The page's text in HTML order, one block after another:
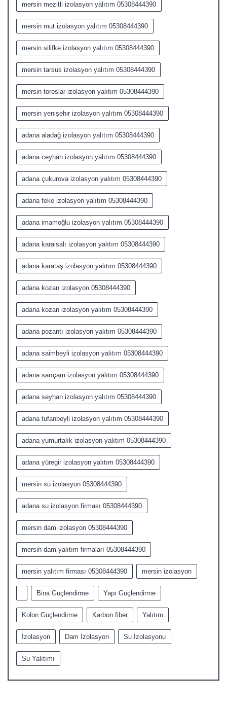
mersin mezitli izolasyon yalıtım 05308444390
mersin mut izolasyon yalıtım 05308444390
mersin silifke izolasyon yalıtım 05308444390
mersin tarsus izolasyon yalıtım 05308444390
mersin toroslar izolasyon yalıtım 05308444390
mersin yenişehir izolasyon yalıtım 05308444390
adana aladağ izolasyon yalıtım 05308444390
adana ceyhan izolasyon yalıtım 05308444390
adana çukurova izolasyon yalıtım 05308444390
adana feke izolasyon yalıtım 05308444390
adana imamoğlu izolasyon yalıtım 05308444390
adana karaisalı izolasyon yalıtım 05308444390
adana karataş izolasyon yalıtım 05308444390
adana kozan izolasyon 05308444390
adana kozan izolasyon yalıtım 05308444390
adana pozantı izolasyon yalıtım 05308444390
adana saimbeyli izolasyon yalıtım 05308444390
adana sarıçam izolasyon yalıtım 05308444390
adana seyhan izolasyon yalıtım 05308444390
adana tufanbeyli izolasyon yalıtım 05308444390
adana yumurtalık izolasyon yalıtım 05308444390
adana yüregir izolasyon yalıtım 05308444390
mersin su izolasyon 05308444390
adana su izolasyon firması 05308444390
mersin dam izolasyon 05308444390
mersin dam yalıtım firmaları 05308444390
mersin yalıtım firması 05308444390 mersin izolasyon
Bina Güçlendirme Yapı Güçlendirme
Kolon Güçlendirme Karbon fiber Yalıtım
İzolasyon Dam İzolasyon Su İzolasyonu
Su Yalıtımı